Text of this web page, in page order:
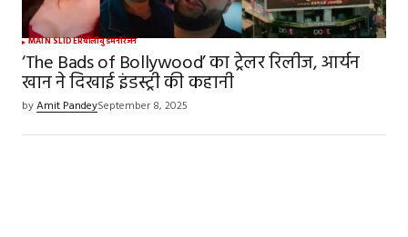
MAIN SLIDERबॉलीवुडमनोरंजन
‘The Bads of Bollywood’ का ट्रेलर रिलीज, आर्यन
खान ने दिखाई इंडस्ट्री की कहानी
byAmit PandeySeptember 8, 2025